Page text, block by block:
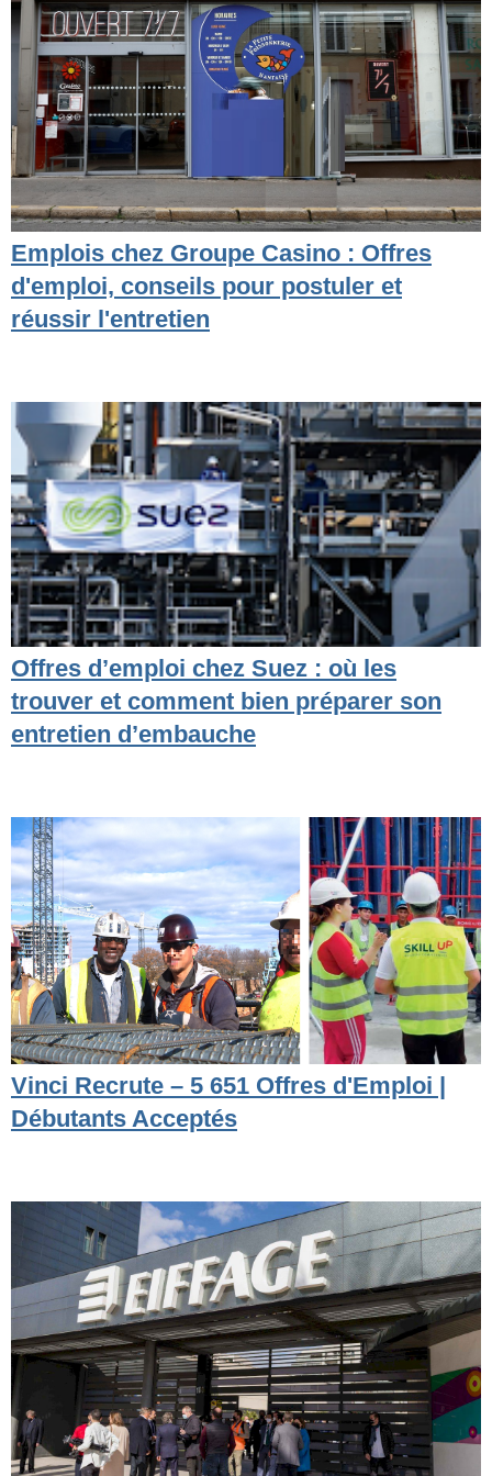
Emplois chez Groupe Casino : Offres
d'emploi, conseils pour postuler et
réussir l'entretien
Offres d’emploi chez Suez : où les
trouver et comment bien préparer son
entretien d’embauche
Vinci Recrute – 5 651 Offres d'Emploi |
Débutants Acceptés